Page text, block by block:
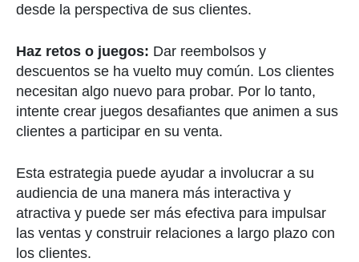
desde la perspectiva de sus clientes.
Haz retos o juegos: Dar reembolsos y
descuentos se ha vuelto muy común. Los clientes
necesitan algo nuevo para probar. Por lo tanto,
intente crear juegos desafiantes que animen a sus
clientes a participar en su venta.
Esta estrategia puede ayudar a involucrar a su
audiencia de una manera más interactiva y
atractiva y puede ser más efectiva para impulsar
las ventas y construir relaciones a largo plazo con
los clientes.